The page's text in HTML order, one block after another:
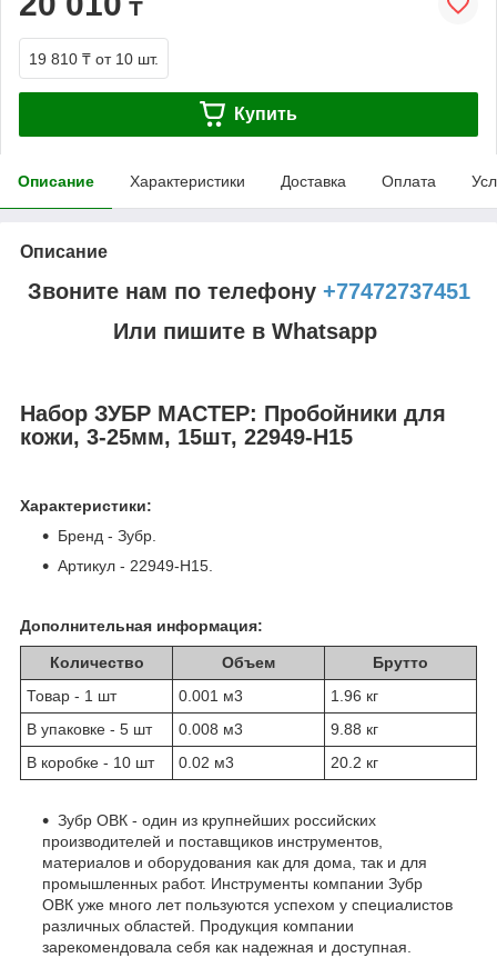
₸
19 810 ₸ от 10 шт.
Купить
Описание Характеристики Доставка Оплата
Описание
Звоните нам по телефону +77472737451
Или пишите в Whatsapp
Набор ЗУБР МАСТЕР: Пробойники для
кожи, 3-25мм, 15шт, 22949-H15
Характеристики:
Бренд - Зубр.
Артикул - 22949-H15.
Дополнительная информация:
Количество Объем
Брутто
Товар - 1 шт
0.001 м3
1.96 кг
В упаковке - 5 шт
0.008 м3
9.88 кг
В коробке - 10 шт
0.02 м3 20.2 кг
Зубр ОВК - один из крупнейших российских
производителей и поставщиков инструментов,
материалов и оборудования как для дома, так и для
промышленных работ. Инструменты компании Зубр
ОВК уже много лет пользуются успехом у специалистов
различных областей. Продукция компании
зарекомендовала себя как надежная и доступная.